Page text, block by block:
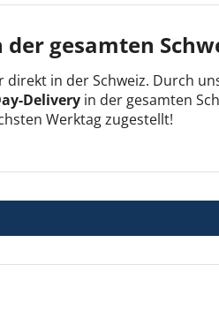
gesamten
in der Schweiz. Durch
Deliveryin der gesamten
Werktag zugestellt!